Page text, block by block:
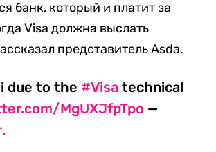
банк, который и платит за
Visa должна выслать
представитель Asda.
due to the #Visa technical
MgUXJfpTpo —